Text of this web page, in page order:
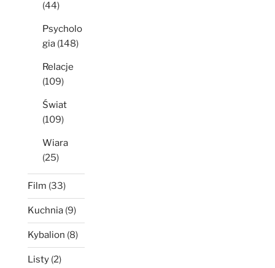
(44)
Psycholo
gia (148)
Relacje
(109)
Świat
(109)
Wiara
(25)
Film (33)
Kuchnia (9)
Kybalion (8)
Listy (2)